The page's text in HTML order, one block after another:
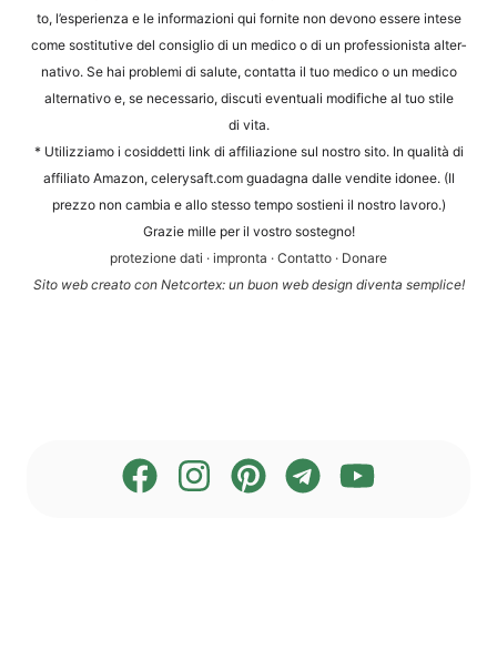
to, l’e­s­pe­ri­en­za e le infor­ma­zio­ni qui for­ni­te non devo­no esse­re inte­se
come sosti­tu­ti­ve del con­siglio di un med­ico o di un pro­fes­sio­nis­ta alter­
na­tivo. Se hai pro­ble­mi di salu­te, contat­ta il tuo med­ico o un med­ico
alter­na­tivo e, se neces­sa­rio, dis­cu­ti even­tua­li modi­fi­che al tuo sti­le
di vita.
* Uti­liz­zia­mo i cosid­det­ti link di affi­lia­zio­ne sul nos­tro sito. In qua­li­tà di
affi­li­a­to Ama­zon, cele​ry​saft​.com gua­d­a­gna dal­le ven­dite ido­nee. (Il
prez­zo non cam­bia e allo stes­so tem­po sos­ti­eni il nos­tro lavoro.)
Gra­zie mil­le per il vos­tro sostegno!
pro­te­zio­ne dati · impron­ta · Con­tat­to · Dona­re
Sito web crea­to con Net­cortex: un buon web design diven­ta semplice!